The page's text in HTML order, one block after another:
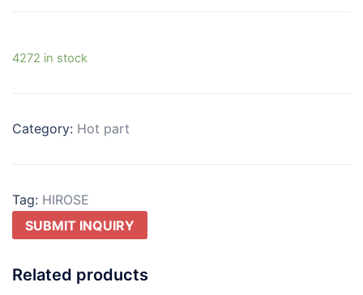
4272 in stock
Category: Hot part
Tag: HIROSE
SUBMIT INQUIRY
Related products